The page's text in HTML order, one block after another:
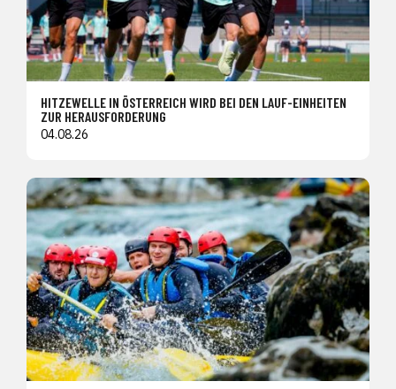
HITZEWELLE IN ÖSTERREICH WIRD BEI DEN LAUF-EINHEITEN
ZUR HERAUSFORDERUNG
04.08.26